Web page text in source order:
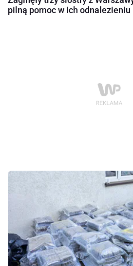
pilną pomoc w ich odnalezieniu